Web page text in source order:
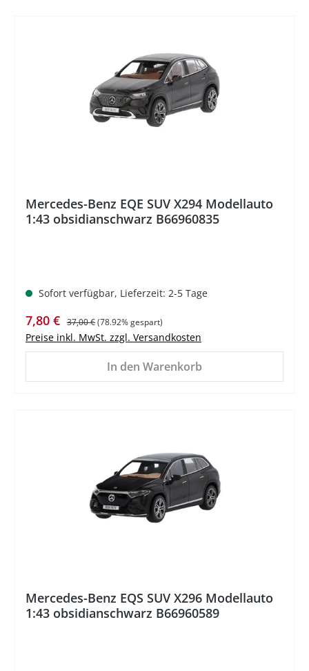
Mercedes-Benz EQE SUV X294 Modellauto
1:43 obsidianschwarz B66960835
Sofort verfügbar, Lieferzeit: 2-5 Tage
Verkaufspreis:
7,80 € Regulärer Preis:
37,00 €(78.92% gespart)
Preise inkl. MwSt. zzgl. Versandkosten
In den Warenkorb
Mercedes-Benz EQS SUV X296 Modellauto
1:43 obsidianschwarz B66960589